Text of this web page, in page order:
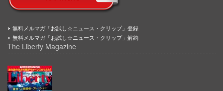
無料メルマガ「お試し☆ニュース・クリップ」登録
無料メルマガ「お試し☆ニュース・クリップ」解約
The Liberty Magazine